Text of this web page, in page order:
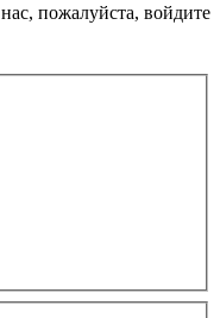
пожалуйста, войдите